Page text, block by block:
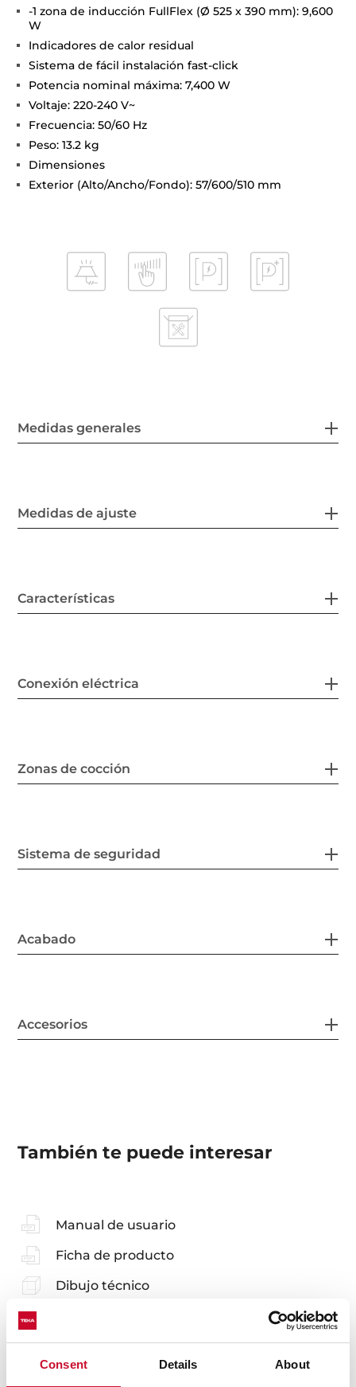
Consent Details About
-1 zona de inducción FullFlex (Ø 525 x 390 mm): 9,600
W
Indicadores de calor residual
Sistema de fácil instalación fast-click
Potencia nominal máxima: 7,400 W
Voltaje: 220-240 V~
Frecuencia: 50/60 Hz
Peso: 13.2 kg
Dimensiones
Exterior (Alto/Ancho/Fondo): 57/600/510 mm
Medidas generales
Medidas de ajuste
Características
Conexión eléctrica
Zonas de cocción
Sistema de seguridad
Acabado
Accesorios
También te puede interesar
Manual de usuario
Ficha de producto
Dibujo técnico
Folleto